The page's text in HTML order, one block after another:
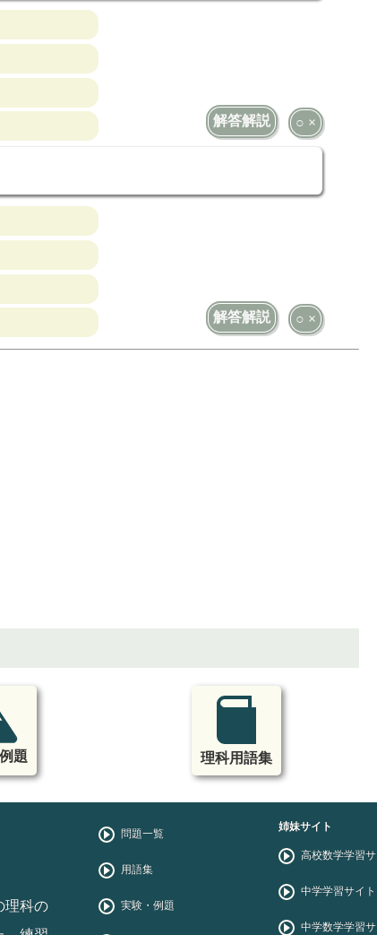
解答解説 ○ ×
解答解説 ○ ×
題 理科用語集
理科の
問題一覧
用語集
実験・例題
姉妹サイト
高校数学学習サ
中学学習サイト
中学数学学習サ